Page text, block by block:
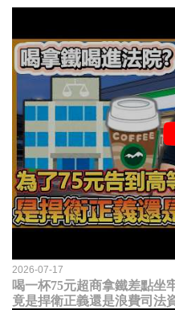
2026-07-17
喝一杯75元超商拿鐵差點坐
竟是捍衛正義還是浪費司法